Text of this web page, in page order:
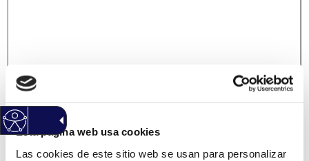
Esta página web usa cookies
Las cookies de este sitio web se usan para personalizar
(Haz clic Aqui para descargar el modelo normalizado)
Información General
Código: PAD01
Versión: 1
Ámbitos: Servicios relacionados con la ciudadanía.
Área: Padrón Municipal Habitantes
Idioma: Castellano